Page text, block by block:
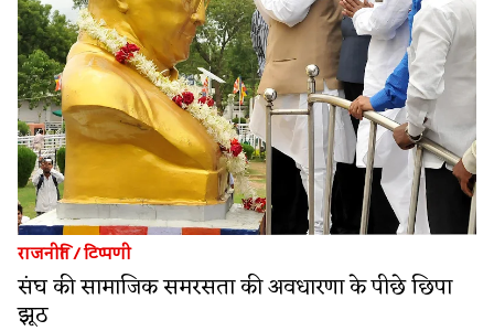
राजनीति/टिप्पणी
संघ की सामाजिक समरसता की अवधारणा के पीछे छिपा
झूठ